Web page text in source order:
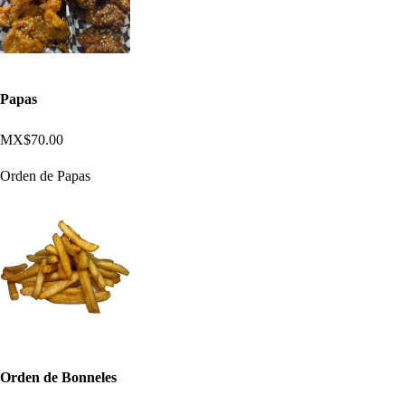
Papas
MX$70.00
Orden de Papas
Orden de Bonneles